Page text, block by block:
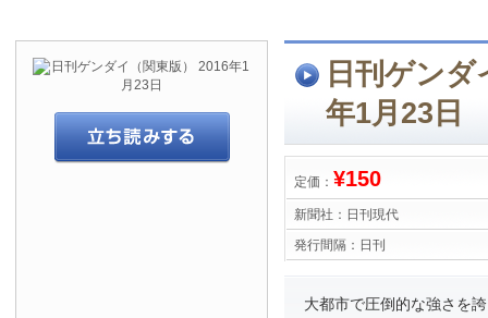
日刊ゲン
年1月23日
定価： ¥150
新聞社： 日刊現代
発行間隔： 日刊
大都市で圧倒的な強さを